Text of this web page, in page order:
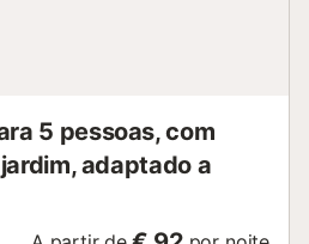
5 pessoas, com
adaptado a